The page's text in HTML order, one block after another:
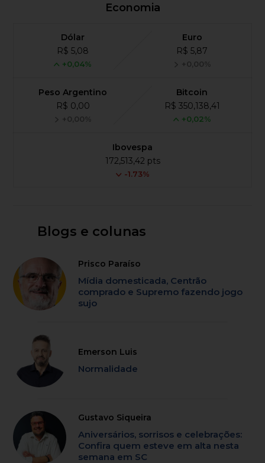
Economia
Dólar
R$ 5,08
+0,04%
Euro
R$ 5,87
+0,00%
Peso Argentino
R$ 0,00
+0,00%
Bitcoin
R$ 350,138,41
+0,02%
Ibovespa
172,513,42 pts
-1.73%
Blogs e colunas
Prisco Paraíso
Mídia domesticada, Centrão
comprado e Supremo fazendo jogo
sujo
Emerson Luis
Normalidade
Gustavo Siqueira
Aniversários, sorrisos e celebrações:
Confira quem esteve em alta nesta
semana em SC